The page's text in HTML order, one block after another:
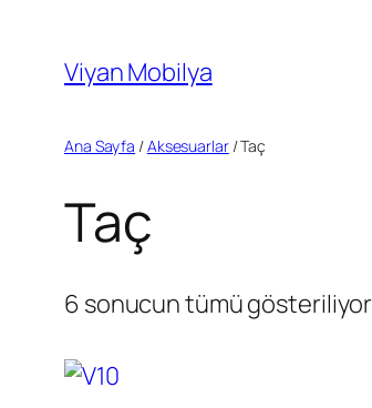
Viyan Mobilya
Ana Sayfa /Aksesuarlar/ Taç
Taç
6 sonucun tümü gösteriliyor